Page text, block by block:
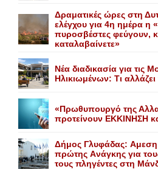
Δραματικές ώρες στη
ελέγχου για 4η ημέρα η
πυροσβέστες φεύγουν,
καταλαβαίνετε»
Nέα διαδικασία για τις
Hλικιωμένων: Tι
«Πρωθυπουργό της
προτείνουν EKKINHΣΗ
Δήμος Γλυφάδας:
πρώτης Aνάγκης για
τους πληγέντες στη